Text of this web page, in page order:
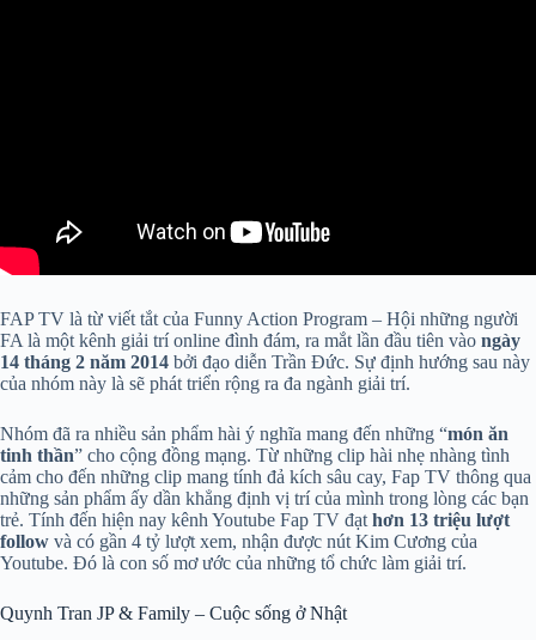
FAP TV là từ viết tắt của Funny Action Program – Hội những người
FA là một kênh giải trí online đình đám, ra mắt lần đầu tiên vào ngày
14 tháng 2 năm 2014 bởi đạo diễn Trần Đức. Sự định hướng sau này
của nhóm này là sẽ phát triển rộng ra đa ngành giải trí.
Nhóm đã ra nhiều sản phẩm hài ý nghĩa mang đến những “món ăn
tinh thần” cho cộng đồng mạng. Từ những clip hài nhẹ nhàng tình
cảm cho đến những clip mang tính đả kích sâu cay, Fap TV thông qua
những sản phẩm ấy dần khẳng định vị trí của mình trong lòng các bạn
trẻ. Tính đến hiện nay kênh Youtube Fap TV đạt hơn 13 triệu lượt
follow và có gần 4 tỷ lượt xem, nhận được nút Kim Cương của
Youtube. Đó là con số mơ ước của những tổ chức làm giải trí.
Quynh Tran JP & Family – Cuộc sống ở Nhật